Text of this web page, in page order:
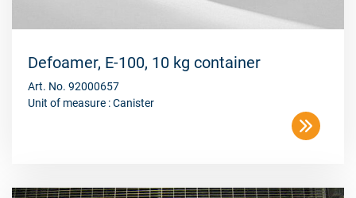
Defoamer, E-100, 10 kg container
Art. No. 92000657
Unit of measure : Canister